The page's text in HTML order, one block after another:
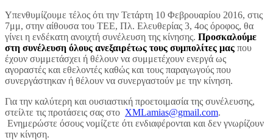
Υπενθυμίζουμε τέλος ότι την Τετάρτη 10 Φεβρουαρίου 2016, στις
7μμ, στην αίθουσα του ΤΕΕ, Πλ. Ελευθερίας 3, 4ος όροφος, θα
γίνει η ενδέκατη ανοιχτή συνέλευση της κίνησης. Προσκαλούμε
στη συνέλευση όλους ανεξαιρέτως τους συμπολίτες μας που
έχουν συμμετάσχει ή θέλουν να συμμετέχουν ενεργά ως
αγοραστές και εθελοντές καθώς και τους παραγωγούς που
συνεργάστηκαν ή θέλουν να συνεργαστούν με την κίνηση.
Για την καλύτερη και ουσιαστική προετοιμασία της συνέλευσης,
στείλτε τις προτάσεις σας στο XMLamias@gmail.com.
Ενημερώστε όσους νομίζετε ότι ενδιαφέρονται και δεν γνωρίζουν
την κίνηση.